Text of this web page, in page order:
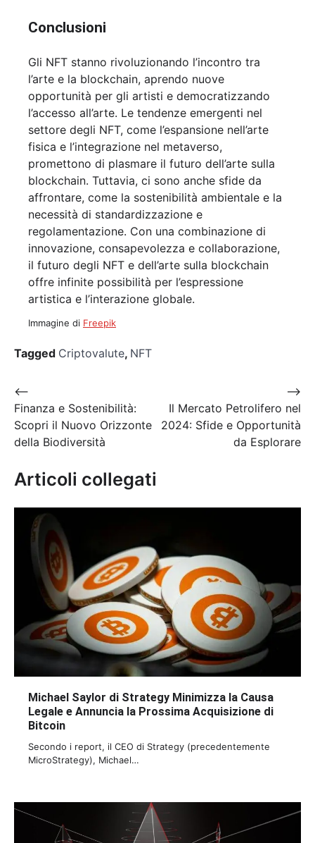
Conclusioni
Gli NFT stanno rivoluzionando l’incontro tra
l’arte e la blockchain, aprendo nuove
opportunità per gli artisti e democratizzando
l’accesso all’arte. Le tendenze emergenti nel
settore degli NFT, come l’espansione nell’arte
fisica e l’integrazione nel metaverso,
promettono di plasmare il futuro dell’arte sulla
blockchain. Tuttavia, ci sono anche sfide da
affrontare, come la sostenibilità ambientale e la
necessità di standardizzazione e
regolamentazione. Con una combinazione di
innovazione, consapevolezza e collaborazione,
il futuro degli NFT e dell’arte sulla blockchain
offre infinite possibilità per l’espressione
artistica e l’interazione globale.
Immagine di Freepik
Tagged Criptovalute, NFT
Navigazione
articoli
⟵
Finanza e Sostenibilità:
Scopri il Nuovo Orizzonte
della Biodiversità
Il Mercato Petrolifero nel
2024: Sfide e Opportunità
da Esplorare
⟶
Articoli collegati
Michael Saylor di Strategy Minimizza la Causa
Legale e Annuncia la Prossima Acquisizione di
Bitcoin
Secondo i report, il CEO di Strategy (precedentemente
MicroStrategy), Michael…